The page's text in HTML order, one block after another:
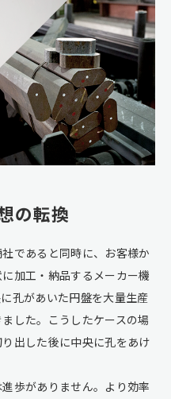
の転換
であると同時に、お客様か
加工・納品するメーカー機
孔があいた円盤を大量生産
した。こうしたケースの場
出した後に中央に孔をあけ
歩がありません。より効率